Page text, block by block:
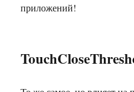
приложений!